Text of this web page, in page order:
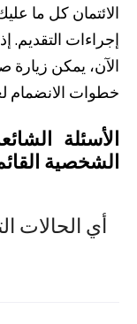
الائتمان كل ما
إجراءات التقديم.
الآن، يمكن
خطوات الانضمام
الأسئلة
الشخصية
أي الحالات